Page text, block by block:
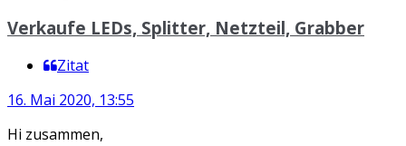
Verkaufe LEDs, Splitter, Netzteil, Grabber
Zitat
16. Mai 2020, 13:55
Hi zusammen,